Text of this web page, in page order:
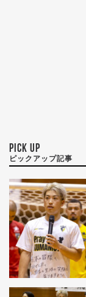
PICK UP
ピックアップ記事